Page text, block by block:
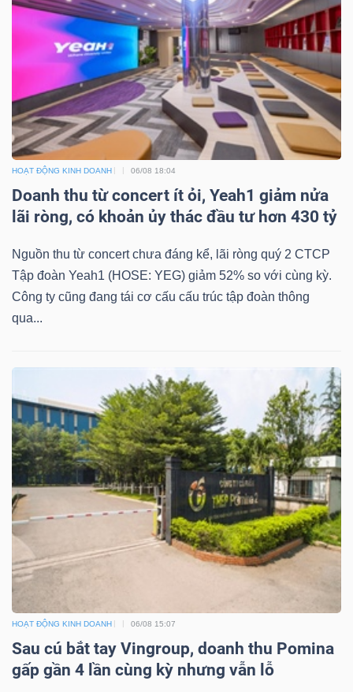
HOẠT ĐỘNG KINH DOANH 06/08 18:04
Doanh thu từ concert ít ỏi, Yeah1 giảm nửa
lãi ròng, có khoản ủy thác đầu tư hơn 430 tỷ
Nguồn thu từ concert chưa đáng kể, lãi ròng quý 2 CTCP
Tập đoàn Yeah1 (HOSE: YEG) giảm 52% so với cùng kỳ.
Công ty cũng đang tái cơ cấu cấu trúc tập đoàn thông
qua...
HOẠT ĐỘNG KINH DOANH 06/08 15:07
Sau cú bắt tay Vingroup, doanh thu Pomina
gấp gần 4 lần cùng kỳ nhưng vẫn lỗ